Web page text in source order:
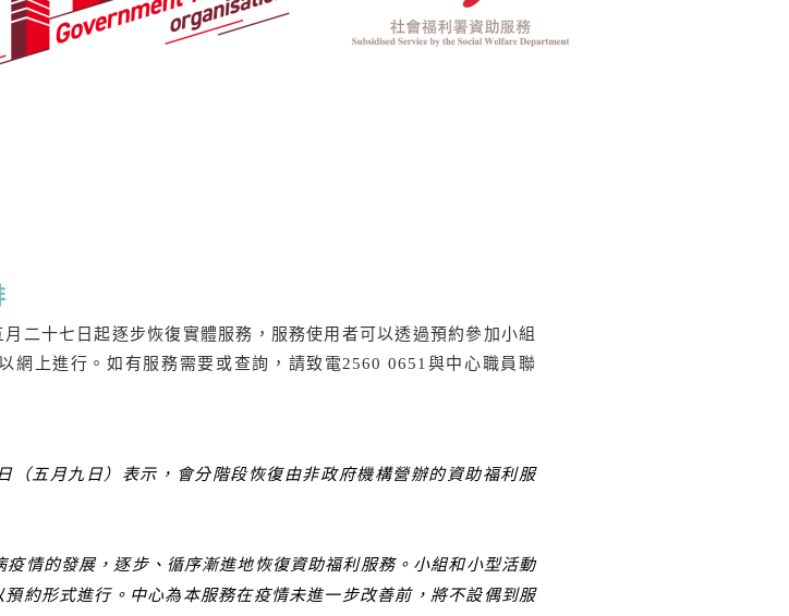
二十七日起逐步恢復實體服務，服務使用者可以透過預約參加小組
網上進行。如有服務需要或查詢，請致電2560 0651與中心職員聯
（五月九日）表示，會分階段恢復由非政府機構營辦的資助福利服
的發展，逐步、循序漸進地恢復資助福利服務。小組和小型活動
約形式進行。中心為本服務在疫情未進一步改善前，將不設偶到服